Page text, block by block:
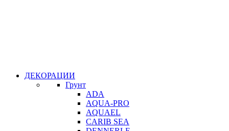
ДЕКОРАЦИИ
Грунт
ADA
AQUA-PRO
AQUAEL
CARIB SEA